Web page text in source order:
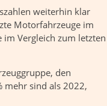
weiterhin klar
Motorfahrzeuge im
Vergleich zum letzten
den
mehr sind als 2022,